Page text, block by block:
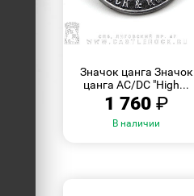
Значок цанга Значок
цанга AC/DC "High...
1 760₽
В наличии